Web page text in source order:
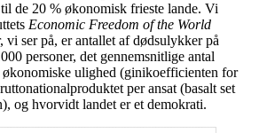
de 20 % økonomisk frieste lande. Vi
Economic Freedom of the World
vi ser på, er antallet af dødsulykker på
personer, det gennemsnitlige antal
økonomiske ulighed (ginikoefficienten for
per ansat (basalt set
og hvorvidt landet er et demokrati.